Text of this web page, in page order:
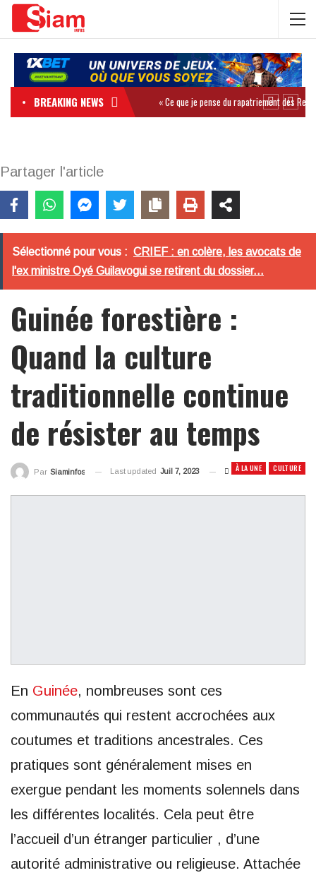
BREAKING NEWS
Partager l'article
Sélectionné pour vous : CRIEF : en colère, les avocats de
l'ex ministre Oyé Guilavogui se retirent du dossier...
Guinée forestière :
Quand la culture
traditionnelle continue
de résister au temps
À LA UNE CULTURE
Par Siaminfos Last updated Juil 7, 2023
En Guinée, nombreuses sont ces
communautés qui restent accrochées aux
coutumes et traditions ancestrales. Ces
pratiques sont généralement mises en
exergue pendant les moments solennels dans
les différentes localités. Cela peut être
l’accueil d’un étranger particulier , d’une
autorité administrative ou religieuse. Attachée